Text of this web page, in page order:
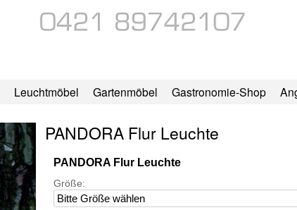
Leuchtmöbel Gartenmöbel Gastronomie-Shop
PANDORA Flur Leuchte
PANDORA Flur Leuchte
Größe: